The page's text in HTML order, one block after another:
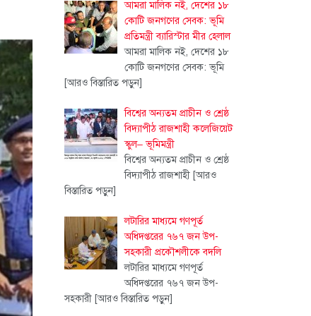
আমরা মালিক নই, দেশের ১৮
কোটি জনগণের সেবক: ভূমি
প্রতিমন্ত্রী ব্যারিস্টার মীর হেলাল
আমরা মালিক নই, দেশের ১৮
কোটি জনগণের সেবক: ভূমি
[আরও বিস্তারিত পড়ুন]
বিশ্বের অন্যতম প্রাচীন ও শ্রেষ্ঠ
বিদ্যাপীঠ রাজশাহী কলেজিয়েট
স্কুল– ভূমিমন্ত্রী
বিশ্বের অন্যতম প্রাচীন ও শ্রেষ্ঠ
বিদ্যাপীঠ রাজশাহী [আরও
বিস্তারিত পড়ুন]
লটারির মাধ্যমে গণপূর্ত
অধিদপ্তরের ৭৬৭ জন উপ-
সহকারী প্রকৌশলীকে বদলি
লটারির মাধ্যমে গণপূর্ত
অধিদপ্তরের ৭৬৭ জন উপ-
সহকারী [আরও বিস্তারিত পড়ুন]